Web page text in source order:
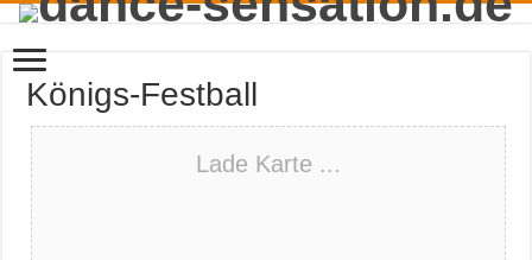
Königs-Festball
Lade Karte ...